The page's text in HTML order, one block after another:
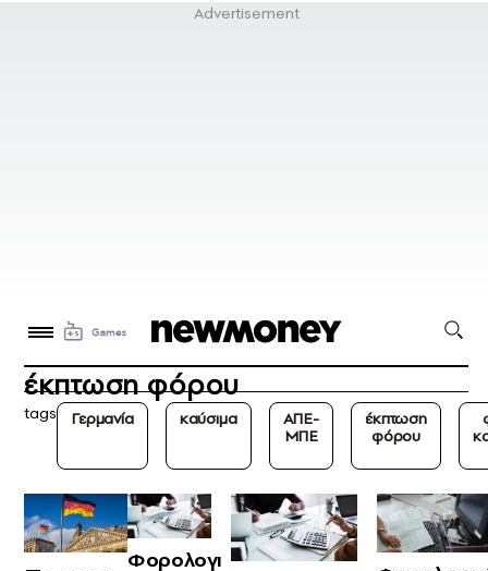
έκπτωση φόρου
tags Γερμανία καύσιμα
ΑΠΕ-
ΜΠΕ
έκπτωση
φόρου
Φορολογι